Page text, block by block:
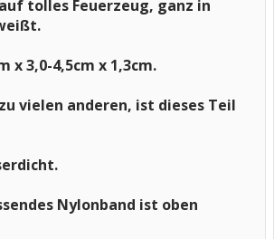
tolles Feuerzeug, ganz in
x 3,0-4,5cm x 1,3cm.
vielen anderen, ist dieses Teil
Nylonband ist oben